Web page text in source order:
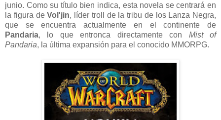
junio. Como su título bien indica, esta novela se centrará en
la figura deVol'jin, líder troll de la tribu de los Lanza Negra,
que se encuentra actualmente en el continente de
Pandaria, lo que entronca directamente con Mist of
Pandaria, la última expansión para el conocido MMORPG.